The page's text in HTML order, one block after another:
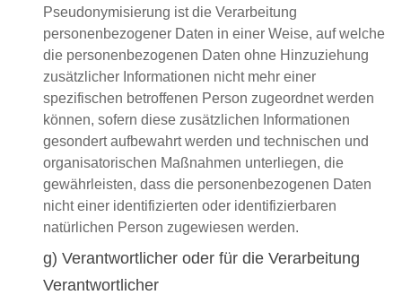
Pseudonymisierung ist die Verarbeitung
personenbezogener Daten in einer Weise, auf welche
die personenbezogenen Daten ohne Hinzuziehung
zusätzlicher Informationen nicht mehr einer
spezifischen betroffenen Person zugeordnet werden
können, sofern diese zusätzlichen Informationen
gesondert aufbewahrt werden und technischen und
organisatorischen Maßnahmen unterliegen, die
gewährleisten, dass die personenbezogenen Daten
nicht einer identifizierten oder identifizierbaren
natürlichen Person zugewiesen werden.
g) Verantwortlicher oder für die Verarbeitung
Verantwortlicher